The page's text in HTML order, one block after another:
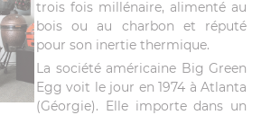
trois fois millénaire, alimenté au
bois ou au charbon et réputé
pour son inertie thermique.
La société américaine Big Green
Egg voit le jour en 1974 à Atlanta
(Géorgie). Elle importe dans un